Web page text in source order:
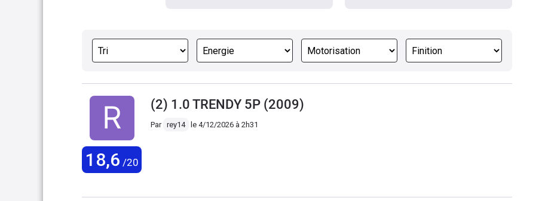
18,6 /20
(2) 1.0 TRENDY 5P (2009)
Par rey14 le 4/12/2026 à 2h31